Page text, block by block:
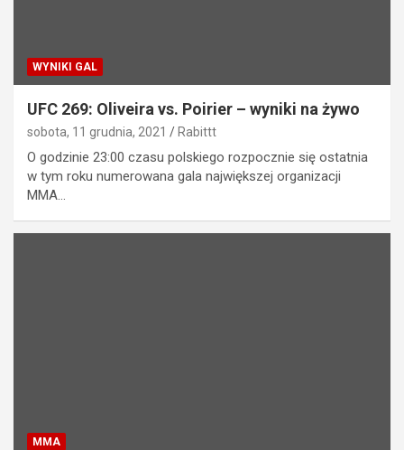
WYNIKI GAL
UFC 269: Oliveira vs. Poirier – wyniki na żywo
sobota, 11 grudnia, 2021 Rabittt
O godzinie 23:00 czasu polskiego rozpocznie się ostatnia
w tym roku numerowana gala największej organizacji
MMA…
MMA